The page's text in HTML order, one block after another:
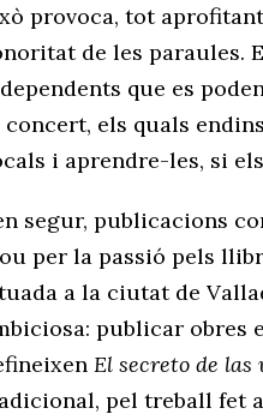
provoca, tot
de les paraules.
que es
els quals
i aprendre-les, si
segur, publicacions
per la passió pels
a la ciutat de
publicar obres
El secreto de las
pel treball fet